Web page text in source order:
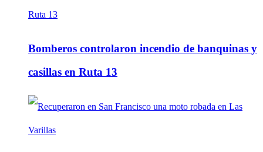
Bomberos controlaron incendio de banquinas y
casillas en Ruta 13